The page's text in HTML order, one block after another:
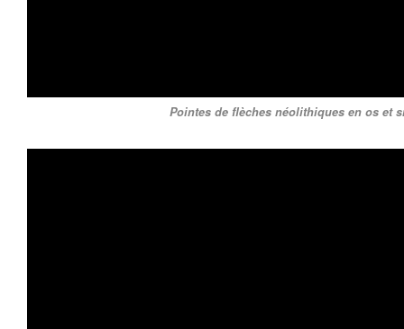
Pointes de flèches néolithiques en os et